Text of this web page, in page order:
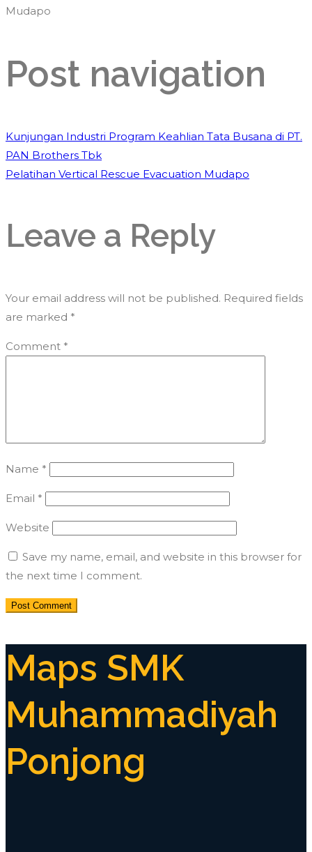
Mudapo
Post navigation
Kunjungan Industri Program Keahlian Tata Busana di PT.
PAN Brothers Tbk
Pelatihan Vertical Rescue Evacuation Mudapo
Leave a Reply
Your email address will not be published. Required fields
are marked *
Comment *
Name *
Email *
Website
Save my name, email, and website in this browser for
the next time I comment.
Maps SMK
Muhammadiyah
Ponjong